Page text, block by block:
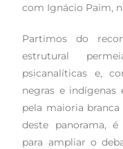
com Ignácio Paim,
Partimos do
estrutural
psicanalíticas e,
negras e indígenas
pela maioria
deste panorama,
para ampliar o